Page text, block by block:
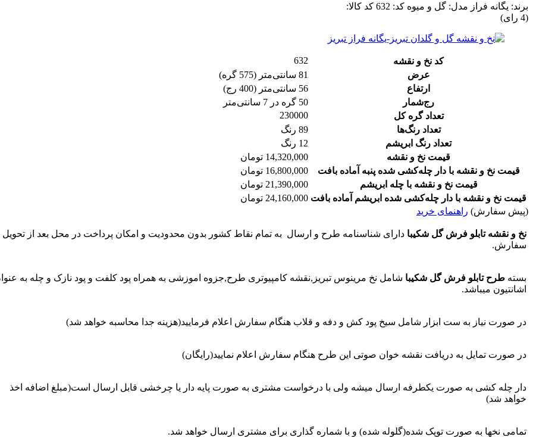
برند: یگانه فراز مدل: گل و میوه کد: 632 کد کالا:
(4 رای)
کد نخ و نقشه
632
عرض
81 سانتی‌متر (575 گره)
ارتفاع
56 سانتی‌متر (400 رج)
رج‌شمار
50 گره در 7 سانتی‌متر
تعداد گره کل
230000
تعداد رنگ‌ها
89 رنگ
تعداد رنگ ابریشم
12 رنگ
قیمت نخ و نقشه
14,320,000 تومان
قیمت نخ و نقشه با دار چله‌کشی‌ شده پنبه آماده بافت
16,800,000 تومان
قیمت نخ و نقشه با چله ابریشم
21,390,000 تومان
قیمت نخ و نقشه با دار چله‌کشی‌ شده ابریشم آماده بافت 24,160,000 تومان
(پیش سفارش) راهنمای خرید
نخ و نقشه تابلو فرش گل شکیبا دارای شناسنامه طرح و ارسال به تمام نقاط کشور بدون محدودیت و امکان پرداخت در محل بعد از تحویل
سفارش.
بسته طرح تابلو فرش گل شکیبا شامل نخ مرینوس تبریز,نقشه کامپیوتری طرح,جزوه اموزشی به همراه پود کلفت و پود نازک و چله به
اشانتیون میباشد.
در صورت نیاز به ست ابزار شامل سیخ پود کش و دفه و قلاب هنگام سفارش اعلام فرمایید(هزینه جدا محاسبه خواهد شد)
در صورت تمایل به دریافت نقشه خوان صوتی این طرح هنگام سفارش اعلام نمایید(رایگان)
دار چله کشی به صورت یکطرفه ارسال میشه ولی با درخواست مشتری به صورت پایه دار یا چرخشی قابل ارسال است(مبلغ اضافه اخذ
خواهد شد)
تمامی نخها به صورت توپک شده(گلوله شده) و با شماره گذاری برای مشتری ارسال خواهد شد.